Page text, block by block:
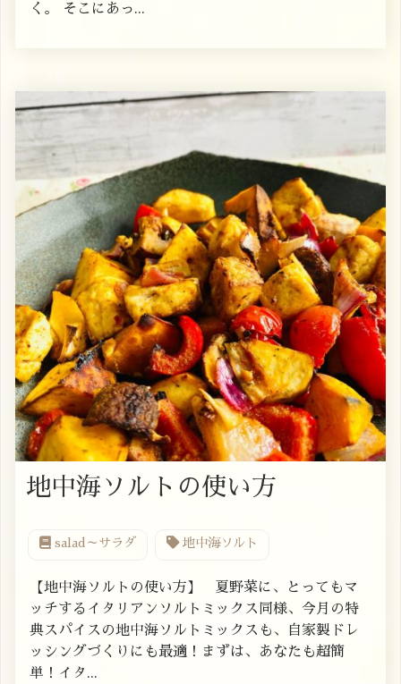
く。 そこにあっ...
地中海ソルトの使い方
salad～サラダ 地中海ソルト
【地中海ソルトの使い方】 夏野菜に、とってもマ
ッチするイタリアンソルトミックス同様、今月の特
典スパイスの地中海ソルトミックスも、自家製ドレ
ッシングづくりにも最適！まずは、あなたも超簡
単！イタ...